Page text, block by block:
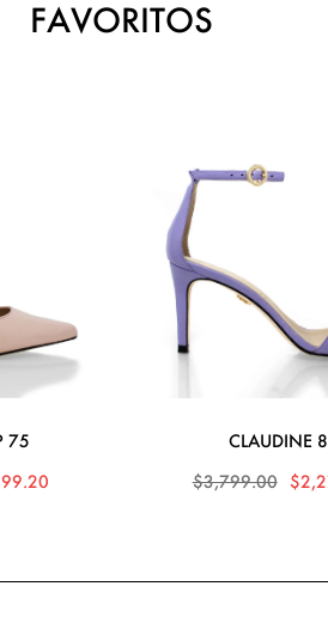
FAVORITOS
75
CLAUDINE
$3,799.00